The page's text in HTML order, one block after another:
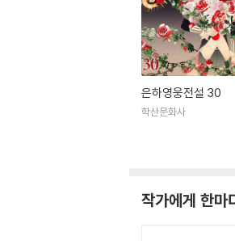
은하영웅전설 30
학산문화사
작가에게 한마